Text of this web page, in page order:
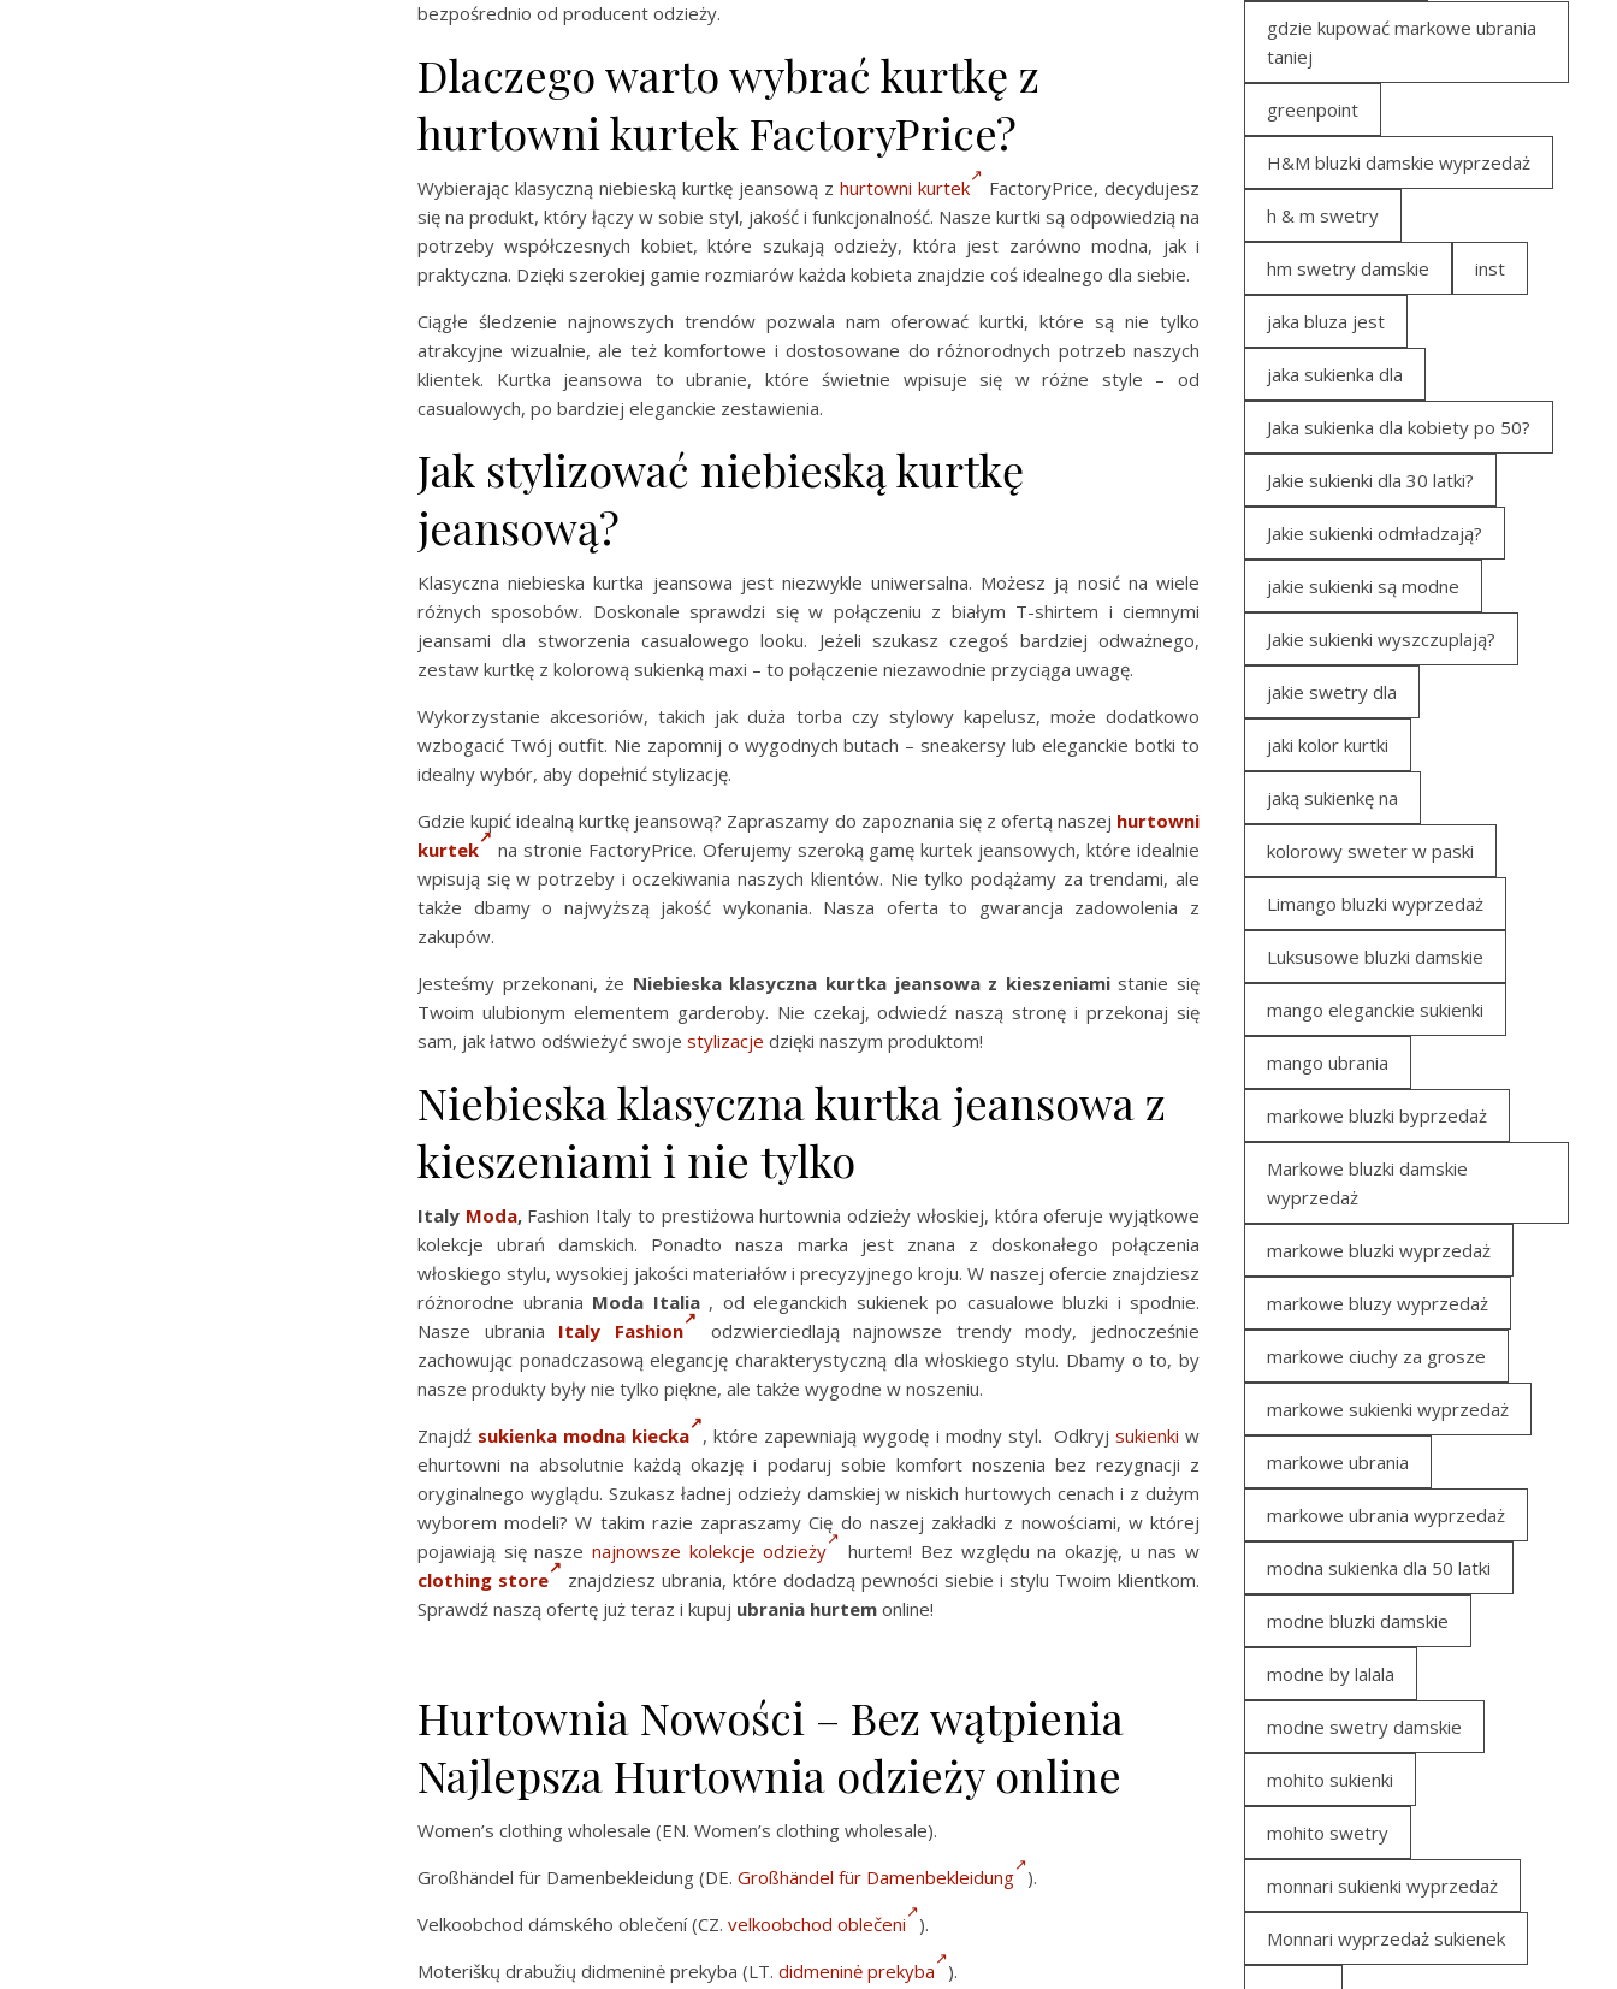
bezpośrednio od producent odzieży.
Dlaczego warto wybrać kurtkę z
hurtowni kurtek FactoryPrice?
Wybierając klasyczną niebieską kurtkę jeansową z hurtowni kurtek
FactoryPrice, decydujesz
się na produkt, który łączy w sobie styl, jakość i funkcjonalność. Nasze kurtki są odpowiedzią na
potrzeby współczesnych kobiet, które szukają odzieży, która jest zarówno modna, jak i
praktyczna. Dzięki szerokiej gamie rozmiarów każda kobieta znajdzie coś idealnego dla siebie.
Ciągłe śledzenie najnowszych trendów pozwala nam oferować kurtki, które są nie tylko
atrakcyjne wizualnie, ale też komfortowe i dostosowane do różnorodnych potrzeb naszych
klientek. Kurtka jeansowa to ubranie, które świetnie wpisuje się w różne style – od
casualowych, po bardziej eleganckie zestawienia.
Jak stylizować niebieską kurtkę
jeansową?
Klasyczna niebieska kurtka jeansowa jest niezwykle uniwersalna. Możesz ją nosić na wiele
różnych sposobów. Doskonale sprawdzi się w połączeniu z białym T-shirtem i ciemnymi
jeansami dla stworzenia casualowego looku. Jeżeli szukasz czegoś bardziej odważnego,
zestaw kurtkę z kolorową sukienką maxi – to połączenie niezawodnie przyciąga uwagę.
Wykorzystanie akcesoriów, takich jak duża torba czy stylowy kapelusz, może dodatkowo
wzbogacić Twój outfit. Nie zapomnij o wygodnych butach – sneakersy lub eleganckie botki to
idealny wybór, aby dopełnić stylizację.
Gdzie kupić idealną kurtkę jeansową? Zapraszamy do zapoznania się z ofertą naszej hurtowni
kurtek
na stronie FactoryPrice. Oferujemy szeroką gamę kurtek jeansowych, które idealnie
wpisują się w potrzeby i oczekiwania naszych klientów. Nie tylko podążamy za trendami, ale
także dbamy o najwyższą jakość wykonania. Nasza oferta to gwarancja zadowolenia z
zakupów.
Jesteśmy przekonani, że Niebieska klasyczna kurtka jeansowa z kieszeniamistanie się
Twoim ulubionym elementem garderoby. Nie czekaj, odwiedź naszą stronę i przekonaj się
sam, jak łatwo odświeżyć swoje stylizacje dzięki naszym produktom!
Niebieska klasyczna kurtka jeansowa z
kieszeniami i nie tylko
Italy Moda,Fashion Italy to prestiżowa hurtownia odzieży włoskiej, która oferuje wyjątkowe
kolekcje ubrań damskich. Ponadto nasza marka jest znana z doskonałego połączenia
włoskiego stylu, wysokiej jakości materiałów i precyzyjnego kroju. W naszej ofercie znajdziesz
różnorodne ubrania Moda Italia, od eleganckich sukienek po casualowe bluzki i spodnie.
Nasze ubrania Italy Fashion
odzwierciedlają najnowsze trendy mody, jednocześnie
zachowując ponadczasową elegancję charakterystyczną dla włoskiego stylu. Dbamy o to, by
nasze produkty były nie tylko piękne, ale także wygodne w noszeniu.
Znajdź sukienka modna kiecka , które zapewniają wygodę i modny styl. Odkryj sukienki w
ehurtowni na absolutnie każdą okazję i podaruj sobie komfort noszenia bez rezygnacji z
oryginalnego wyglądu. Szukasz ładnej odzieży damskiej w niskich hurtowych cenach i z dużym
wyborem modeli? W takim razie zapraszamy Cię do naszej zakładki z nowościami, w której
pojawiają się naszenajnowsze kolekcje odzieży
hurtem! Bez względu na okazję, u nas w
clothing store
znajdziesz ubrania, które dodadzą pewności siebie i stylu Twoim klientkom.
Sprawdź naszą ofertę już teraz i kupuj ubrania hurtem online!
Hurtownia Nowości – Bez wątpienia
Najlepsza Hurtownia odzieży online
Women’s clothing wholesale (EN. Women’s clothing wholesale).
Großhändel für Damenbekleidung (DE. Großhändel für Damenbekleidung ).
Velkoobchod dámského oblečení (CZ. velkoobchod oblečeni
).
Moteriškų drabužių didmeninė prekyba (LT. didmeninė prekyba ).
gdzie kupować markowe ubrania
taniej
greenpoint
H&M bluzki damskie wyprzedaż
h & m swetry
hm swetry damskie inst
jaka bluza jest
jaka sukienka dla
Jaka sukienka dla kobiety po 50?
Jakie sukienki dla 30 latki?
Jakie sukienki odmładzają?
jakie sukienki są modne
Jakie sukienki wyszczuplają?
jakie swetry dla
jaki kolor kurtki
jaką sukienkę na
kolorowy sweter w paski
Limango bluzki wyprzedaż
Luksusowe bluzki damskie
mango eleganckie sukienki
mango ubrania
markowe bluzki byprzedaż
Markowe bluzki damskie
wyprzedaż
markowe bluzki wyprzedaż
markowe bluzy wyprzedaż
markowe ciuchy za grosze
markowe sukienki wyprzedaż
markowe ubrania
markowe ubrania wyprzedaż
modna sukienka dla 50 latki
modne bluzki damskie
modne by lalala
modne swetry damskie
mohito sukienki
mohito swetry
monnari sukienki wyprzedaż
Monnari wyprzedaż sukienek